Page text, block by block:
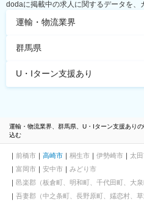
dodaに掲載中の求人に関するデータを、
運輸・物流業界
群馬県
U・Iターン支援あり
運輸・物流業界、群馬県、U・Iターン支援あり
込む
前橋市 高崎市 桐生市 伊勢崎市 太
富岡市
安中市
みどり市
邑楽郡（板倉町、明和町、千代田町、大泉
吾妻郡（中之条町、長野原町、嬬恋村、草